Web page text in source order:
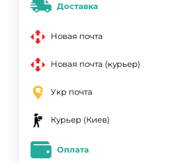
Доставка
Новая почта
Новая почта (курьер)
Укр почта
Курьер (Киев)
Оплата